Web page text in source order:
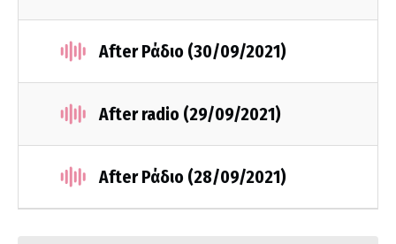
After Ράδιο (30/09/2021)
After radio (29/09/2021)
After Ράδιο (28/09/2021)